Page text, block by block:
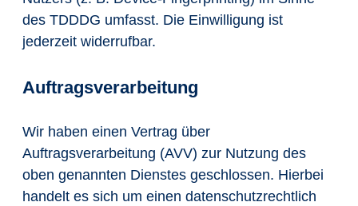
des TDDDG umfasst. Die Einwilligung ist
jederzeit widerrufbar.
Auftragsverarbeitung
Wir haben einen Vertrag über
Auftragsverarbeitung (AVV) zur Nutzung des
oben genannten Dienstes geschlossen. Hierbei
handelt es sich um einen datenschutzrechtlich